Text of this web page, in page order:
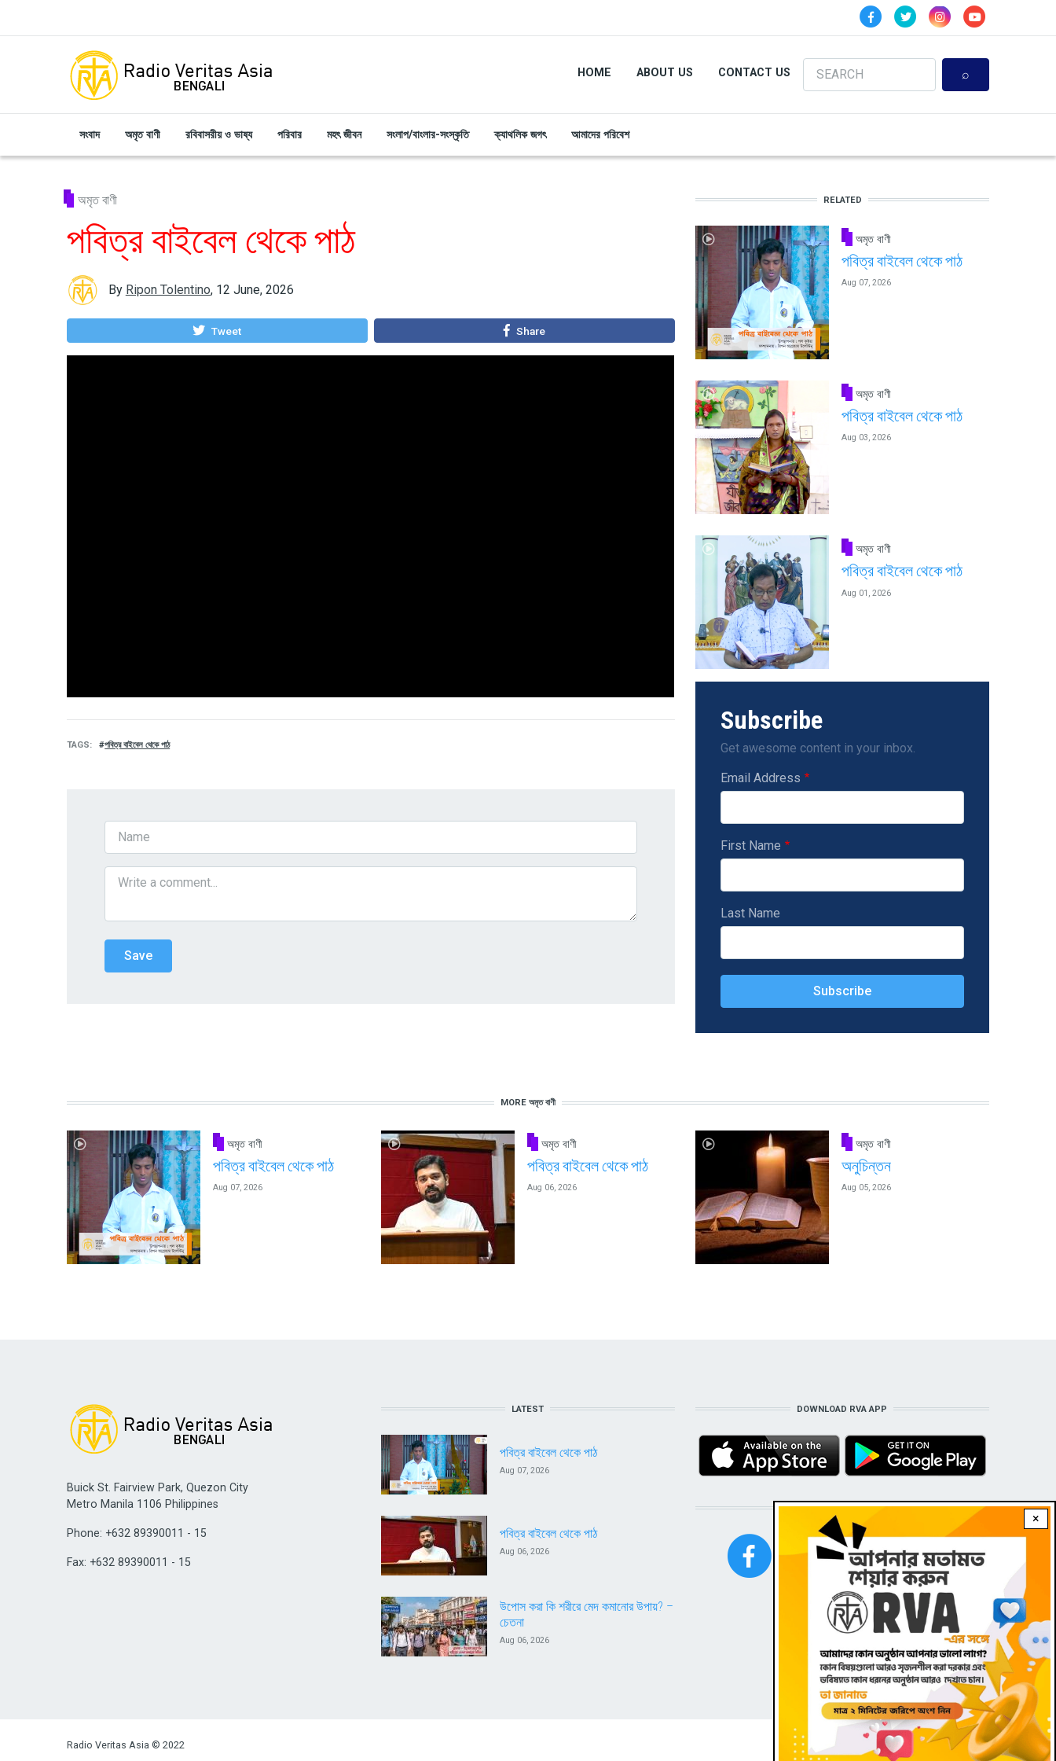
HOME ABOUT US CONTACT US Search
সংবাদ অমৃত বাণী রবিবাসরীয় ও ভাষ্য পরিবার মহৎ জীবন সংলাপ/বাংলার-সংস্কৃতি ক্যাথলিক জগৎ আমাদের পরিবেশ
অমৃত বাণী
পবিত্র বাইবেল থেকে পাঠ
By Ripon Tolentino, 12 June, 2026
Tweet Share
TAGS পবিত্র বাইবেল থেকে পাঠ
RELATED
অমৃত বাণী
পবিত্র বাইবেল থেকে পাঠ
Aug 07, 2026
অমৃত বাণী
পবিত্র বাইবেল থেকে পাঠ
Aug 03, 2026
অমৃত বাণী
পবিত্র বাইবেল থেকে পাঠ
Aug 01, 2026
Subscribe
Get awesome content in your inbox.
Email Address
First Name
Last Name
MORE অমৃত বাণী
অমৃত বাণী
পবিত্র বাইবেল থেকে পাঠ
Aug 07, 2026
অমৃত বাণী
পবিত্র বাইবেল থেকে পাঠ
Aug 06, 2026
অমৃত বাণী
অনুচিন্তন
Aug 05, 2026
×
Buick St. Fairview Park, Quezon City
Metro Manila 1106 Philippines
Phone: +632 89390011 - 15
Fax: +632 89390011 - 15
LATEST
পবিত্র বাইবেল থেকে পাঠ
Aug 07, 2026
পবিত্র বাইবেল থেকে পাঠ
Aug 06, 2026
উপোস করা কি শরীরে মেদ কমানোর উপায়? –
চেতনা
Aug 06, 2026
DOWNLOAD RVA APP
STAY CONNECTED WITH US!
Radio Veritas Asia © 2022
FOOTER
Contact | Dark theme